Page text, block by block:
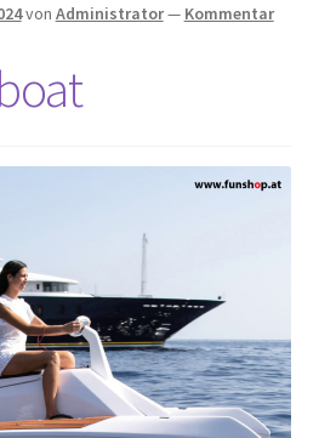
von Administrator— Kommentar